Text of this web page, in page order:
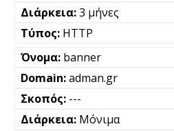
3 μήνες
HTTP
banner
adman.gr
---
Μόνιμα